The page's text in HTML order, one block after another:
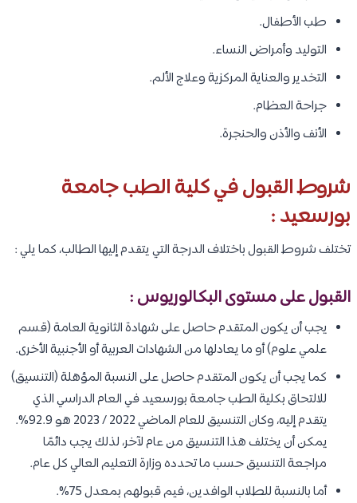
طب الأطفال.
التوليد وأمراض النساء.
التخدير والعناية المركزية وعلاج الألم.
جراحة العظام.
الأنف والأذن والحنجرة.
شروط القبول في كلية الطب جامعة
بورسعيد :
تختلف شروط القبول باختلاف الدرجة التي يتقدم إليها الطالب، كما يلي :
القبول على مستوى البكالوريوس :
يجب أن يكون المتقدم حاصل على شهادة الثانوية العامة (قسم
علمي علوم) أو ما يعادلها من الشهادات العربية أو الأجنبية الأخرى.
كما يجب أن يكون المتقدم حاصل على النسبة المؤهلة (التنسيق)
للالتحاق بكلية الطب جامعة بورسعيد في العام الدراسي الذي
يتقدم إليه، وكان التنسيق للعام الماضي 2022 / 2023 هو 92.9%.
يمكن أن يختلف هذا التنسيق من عام لآخر، لذلك يجب دائمًا
مراجعة التنسيق حسب ما تحدده وزارة التعليم العالي كل عام.
أما بالنسبة للطلاب الوافدين، فيم قبولهم بمعدل 75%.